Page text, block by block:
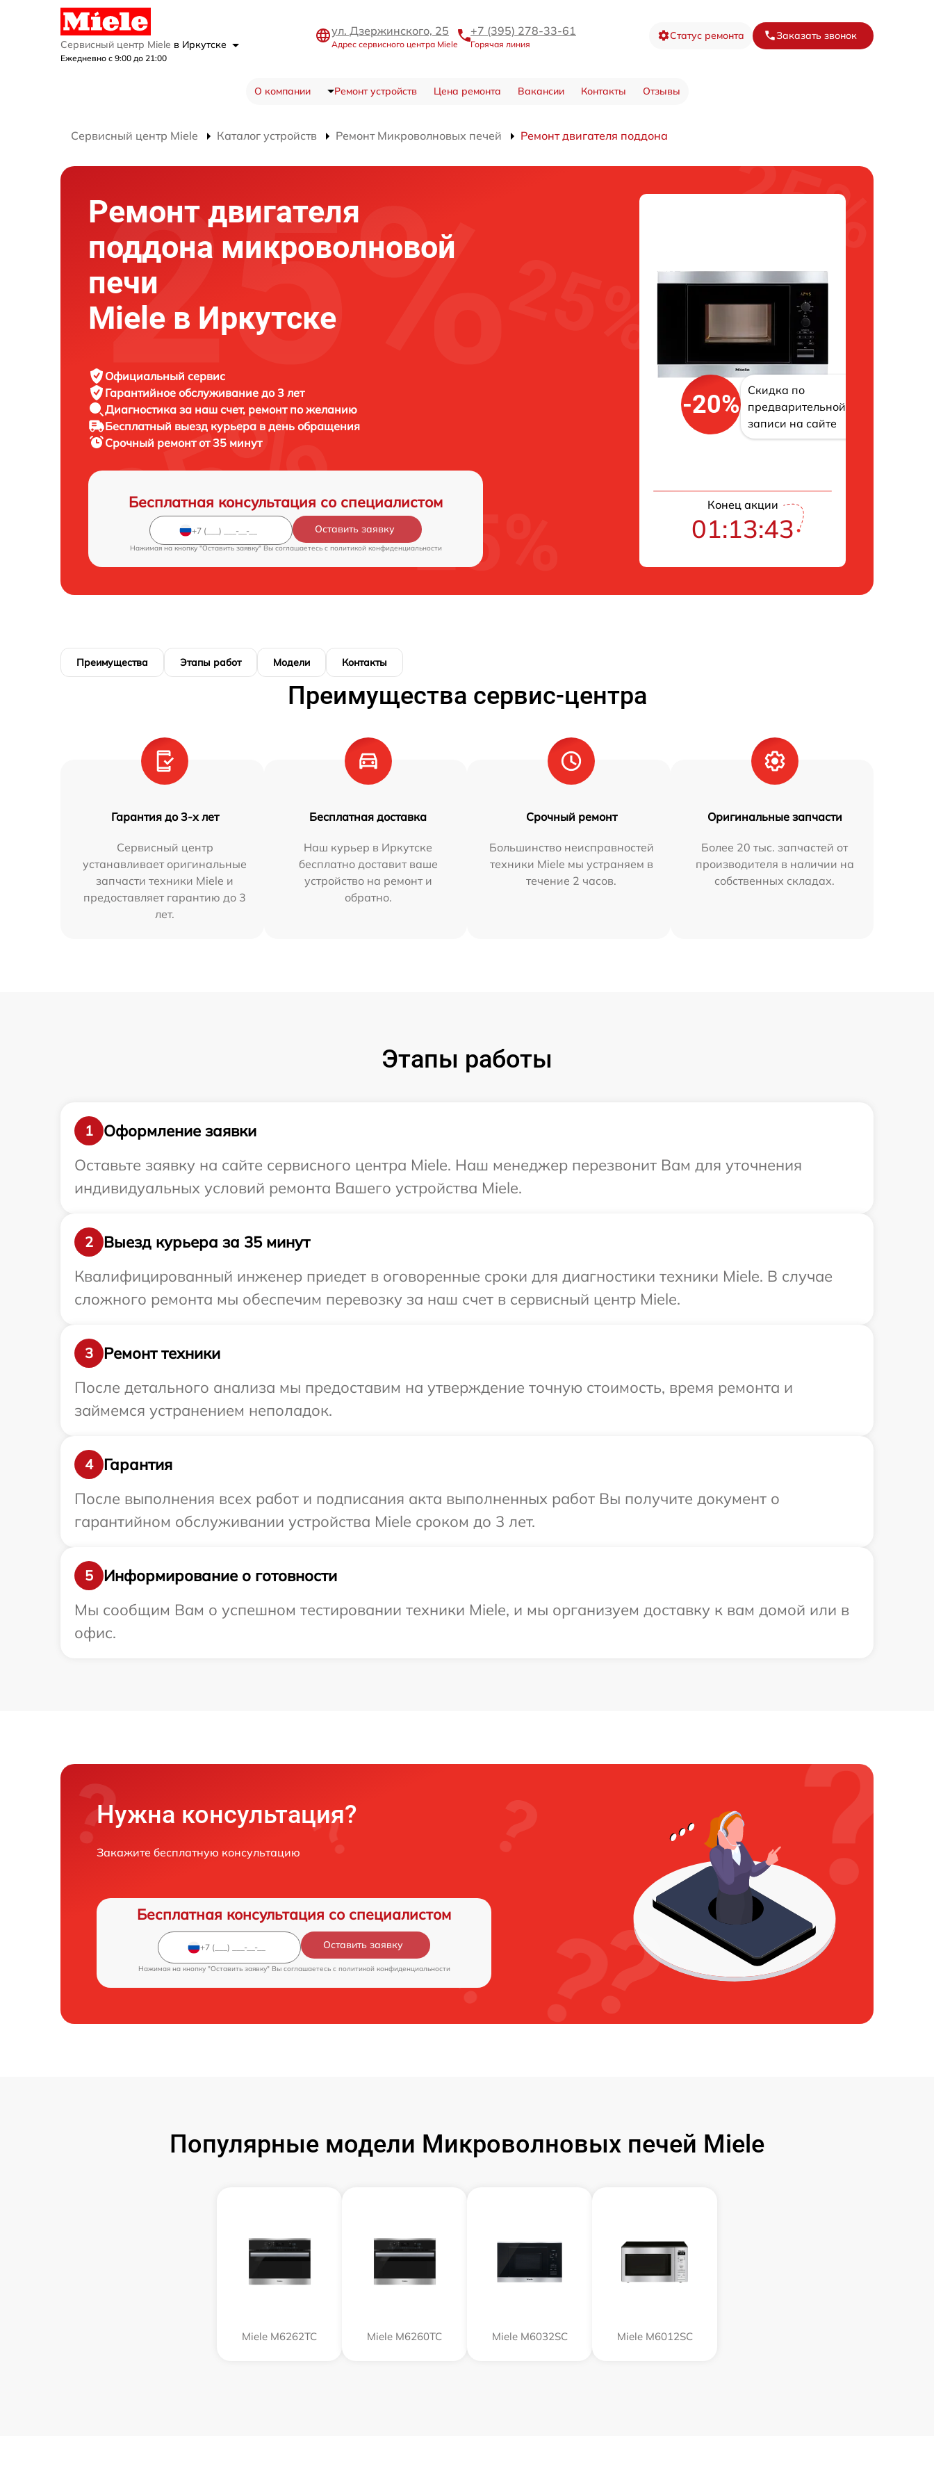
Сервисный центр Miele в Иркутске
Ежедневно с 9:00 до 21:00
ул. Дзержинского, 25
Адрес сервисного центра Miele
+7 (395) 278-33-61
Горячая линия
Статус ремонта Заказать звонок
О компании Ремонт устройств Цена ремонта Вакансии Контакты Отзывы
Сервисный центр Miele Каталог устройств Ремонт Микроволновых печей Ремонт двигателя поддона
Ремонт двигателя
поддона микроволновой
печи
Miele в Иркутске
Официальный сервис
Гарантийное обслуживание до 3 лет
Диагностика за наш счет, ремонт по желанию
Бесплатный выезд курьера в день обращения
Срочный ремонтот 35 минут
Бесплатная консультация со специалистом
Оставить заявку
Нажимая на кнопку "Оставить заявку" Вы соглашаетесь c политикой конфиденциальности
-20%
Скидка по
предварительной
записи на сайте
Конец акции
01:13:42
Преимущества Этапы работ Модели Контакты
Преимущества сервис-центра
Гарантия до 3-х лет
Сервисный центр
устанавливает оригинальные
запчасти техники Miele и
предоставляет гарантию до 3
лет.
Бесплатная доставка
Наш курьер в Иркутске
бесплатно доставит ваше
устройство на ремонт и
обратно.
Срочный ремонт
Большинство неисправностей
техники Miele мы устраняем в
течение 2 часов.
Оригинальные запчасти
Более 20 тыс. запчастей от
производителя в наличии на
собственных складах.
Этапы работы
1
Оформление заявки
Оставьте заявку на сайте сервисного центра Miele. Наш менеджер перезвонит Вам для уточнения
индивидуальных условий ремонта Вашего устройства Miele.
2
Выезд курьера за 35 минут
Квалифицированный инженер приедет в оговоренные сроки для диагностики техники Miele. В случае
сложного ремонта мы обеспечим перевозку за наш счет в сервисный центр Miele.
3
Ремонт техники
После детального анализа мы предоставим на утверждение точную стоимость, время ремонта и
займемся устранением неполадок.
4
Гарантия
После выполнения всех работ и подписания акта выполненных работ Вы получите документ о
гарантийном обслуживании устройства Miele сроком до 3 лет.
5
Информирование о готовности
Мы сообщим Вам о успешном тестировании техники Miele, и мы организуем доставку к вам домой или в
офис.
Нужна консультация?
Закажите бесплатную консультацию
Бесплатная консультация со специалистом
Оставить заявку
Нажимая на кнопку "Оставить заявку" Вы соглашаетесь c политикой конфиденциальности
Популярные модели Микроволновых печей Miele
Miele M6262TC Miele M6260TC Miele M6032SC Miele M6012SC